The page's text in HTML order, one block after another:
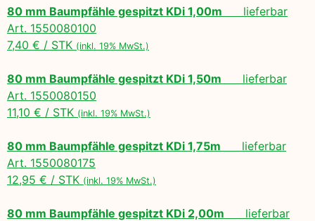
80 mm Baumpfähle gespitzt KDi 1,00m lieferbar
Art. 1550080100
7,40 € / STK (inkl. 19% MwSt.)
80 mm Baumpfähle gespitzt KDi 1,50m lieferbar
Art. 1550080150
11,10 € / STK (inkl. 19% MwSt.)
80 mm Baumpfähle gespitzt KDi 1,75m lieferbar
Art. 1550080175
12,95 € / STK (inkl. 19% MwSt.)
80 mm Baumpfähle gespitzt KDi 2,00m lieferbar